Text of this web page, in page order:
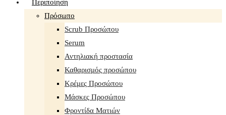
Περιποίηση
Πρόσωπο
Scrub Προσώπου
Serum
Αντηλιακή προστασία
Καθαρισμός προσώπου
Κρέμες Προσώπου
Μάσκες Προσώπου
Φροντίδα Ματιών